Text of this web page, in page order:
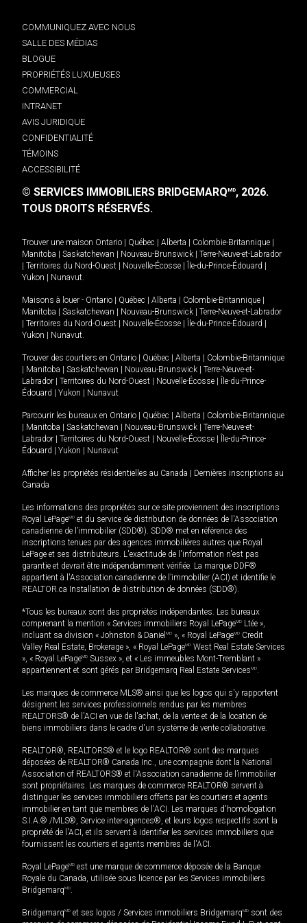
COMMUNIQUEZ AVEC NOUS
SALLE DES MÉDIAS
BLOGUE
PROPRIÉTÉS LUXUEUSES
COMMERCIAL
INTRANET
AVIS JURIDIQUE
CONFIDENTIALITÉ
TÉMOINS
ACCESSIBILITÉ
© SERVICES IMMOBILIERS BRIDGEMARQMD, 2026.
TOUS DROITS RÉSERVÉS.
Trouver une maison Ontario Québec Alberta Colombie-Britannique
Manitoba
Saskatchewan Nouveau-Brunswick
Terre-Neuve-et-Labrador
Territoires du Nord-Ouest Nouvelle-Écosse Île-du-Prince-Édouard
Yukon
Nunavut.
Maisons à louer - Ontario Québec Alberta Colombie-Britannique
Manitoba
Saskatchewan Nouveau-Brunswick
Terre-Neuve-et-Labrador
Territoires du Nord-Ouest Nouvelle-Écosse Île-du-Prince-Édouard
Yukon
Nunavut.
Trouver des courtiers en Ontario Québec Alberta
Colombie-Britannique
Manitoba Saskatchewan Nouveau-Brunswick
Terre-Neuve-et-
Labrador
Territoires du Nord-Ouest Nouvelle-Écosse
Île-du-Prince-
Édouard
Yukon Nunavut
Parcourir les bureaux en Ontario Québec Alberta
Colombie-Britannique
Manitoba Saskatchewan Nouveau-Brunswick
Terre-Neuve-et-
Labrador
Territoires du Nord-Ouest Nouvelle-Écosse
Île-du-Prince-
Édouard
Yukon Nunavut
Afficher les propriétés résidentielles au Canada
Dernières inscriptions au
Canada
Les informations des propriétés sur ce site proviennent des inscriptions
Royal LePageMD et du service de distribution de données de l'Association
canadienne de l’immobilier (SDD®). SDD® met en référence des
inscriptions tenues par des agences immobilières autres que Royal
LePage et ses distributeurs. L'exactitude de l'information n'est pas
garantie et devrait être indépendamment vérifiée. La marque DDF®
appartient à l'Association canadienne de l’immobilier (ACI) et identifie le
REALTOR.ca Installation de distribution de données (SDD®).
*Tous les bureaux sont des propriétés indépendantes. Les bureaux
comprenant la mention « Services immobiliers Royal LePageMD Ltée »,
incluant sa division « Johnston & Daniel MD », « Royal LePageMD Credit
Valley Real Estate, Brokerage », « Royal LePageMD West Real Estate Services
», « Royal LePageMD Sussex », et « Les immeubles Mont-Tremblant »
appartiennent et sont gérés par Bridgemarq Real Estate ServicesMD.
Les marques de commerce MLS® ainsi que les logos qui s'y rapportent
désignent les services professionnels rendus par les membres
REALTORS® de l'ACI en vue de l'achat, de la vente et de la location de
biens immobiliers dans le cadre d'un système de vente collaborative.
REALTOR®, REALTORS® et le logo REALTOR® sont des marques
déposées de REALTOR® Canada Inc., une compagnie dont la National
Association of REALTORS® et l'Association canadienne de l’immobilier
sont propriétaires. Les marques de commerce REALTOR® servent à
distinguer les services immobiliers offerts par les courtiers et agents
immobilier en tant que membres de l'ACI. Les marques d'homologation
S.I.A.® /MLS®, Service inter-agences®, et leurs logos respectifs sont la
propriété de l'ACI, et ils servent à identifier les services immobiliers que
fournissent les courtiers et agents membres de l'ACI.
Royal LePageMD est une marque de commerce déposée de la Banque
Royale du Canada, utilisée sous licence par les Services immobiliers
BridgemarqMD.
BridgemarqMD et ses logos / Services immobiliers BridgemarqMD sont des